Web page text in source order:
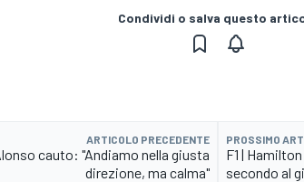
Condividi o salva questo
ARTICOLO PRECEDENTE
cauto: "Andiamo nella giusta
direzione, ma calma"
PROSSIMO
F1 |
secondo al